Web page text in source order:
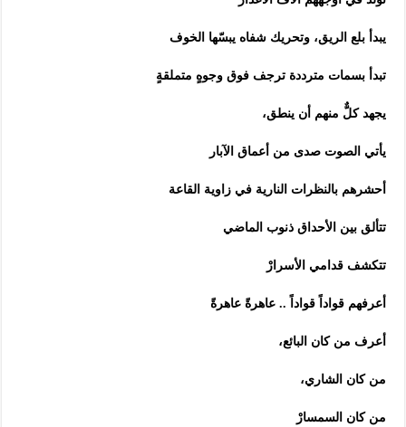
يبدأ بلع الريق، وتحريك شفاه يبسّها الخوف
تبدأ بسمات مترددة ترجف فوق وجوهٍ متملقةٍ
يجهد كلٌّ منهم أن ينطق،
يأتي الصوت صدى من أعماق الآبار
أحشرهم بالنظرات النارية في زاوية القاعة
تتألق بين الأحداق ذنوب الماضي
تتكشف قدامي الأسرارْ
أعرفهم قواداً قواداً .. عاهرةً عاهرةً
أعرف من كان البائع،
من كان الشاري،
من كان السمسارْ